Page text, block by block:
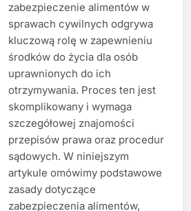
zabezpieczenie alimentów w
sprawach cywilnych odgrywa
kluczową rolę w zapewnieniu
środków do życia dla osób
uprawnionych do ich
otrzymywania. Proces ten jest
skomplikowany i wymaga
szczegółowej znajomości
przepisów prawa oraz procedur
sądowych. W niniejszym
artykule omówimy podstawowe
zasady dotyczące
zabezpieczenia alimentów,